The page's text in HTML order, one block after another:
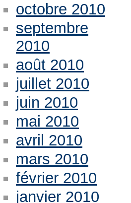
octobre 2010
septembre
2010
août 2010
juillet 2010
juin 2010
mai 2010
avril 2010
mars 2010
février 2010
janvier 2010